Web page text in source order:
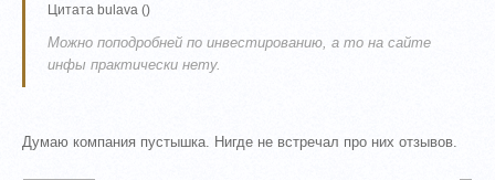
Цитата bulava ()
Можно поподробней по инвестированию, а то на сайте
инфы практически нету.
Думаю компания пустышка. Нигде не встречал про них отзывов.